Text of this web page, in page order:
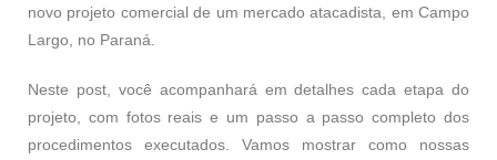
novo projeto comercial de um mercado atacadista, em Campo
Largo, no Paraná.
Neste post, você acompanhará em detalhes cada etapa do
projeto, com fotos reais e um passo a passo completo dos
procedimentos executados. Vamos mostrar como nossas